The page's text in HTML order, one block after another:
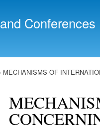
Conferences
MECHANISMS OF